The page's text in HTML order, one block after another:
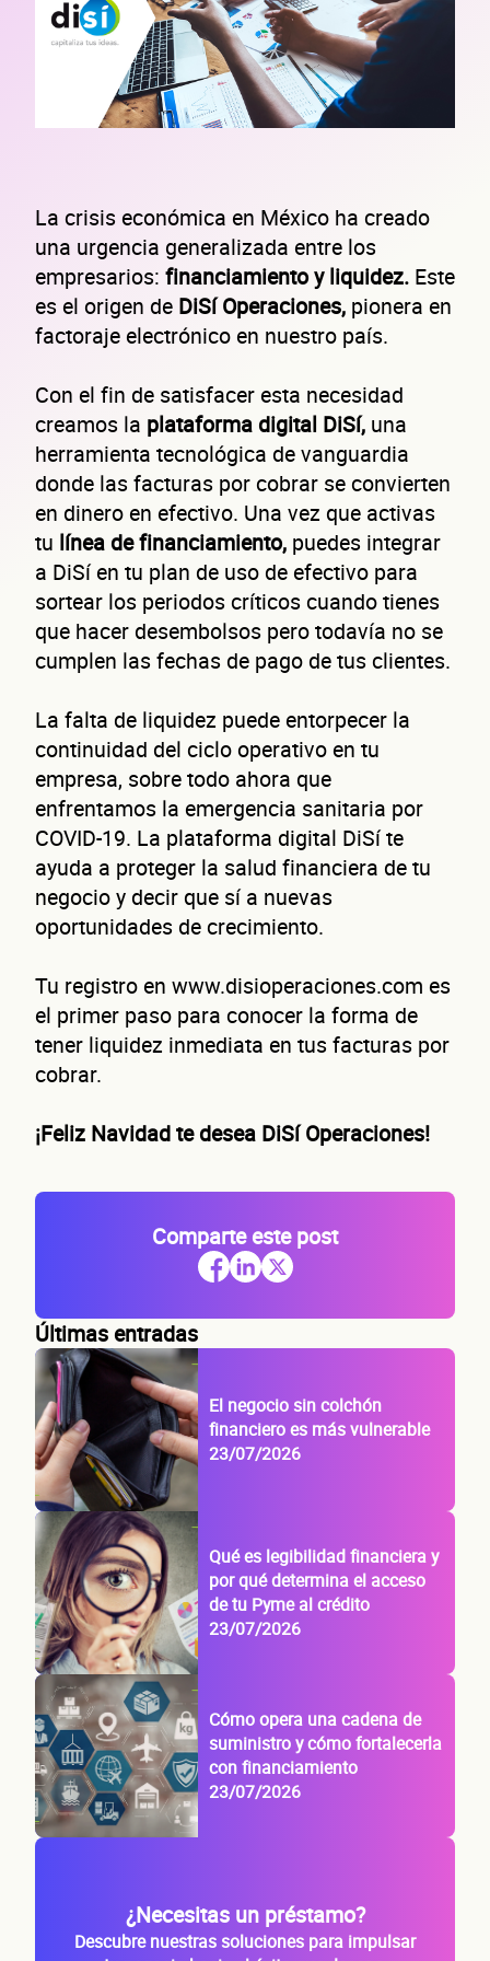
La crisis económica en México ha creado
una urgencia generalizada entre los
empresarios: financiamiento y liquidez. Este
es el origen de DiSí Operaciones, pionera en
factoraje electrónico en nuestro país.
Con el fin de satisfacer esta necesidad
creamos la plataforma digital DiSí, una
herramienta tecnológica de vanguardia
donde las facturas por cobrar se convierten
en dinero en efectivo. Una vez que activas
tu línea de financiamiento, puedes integrar
a DiSí en tu plan de uso de efectivo para
sortear los periodos críticos cuando tienes
que hacer desembolsos pero todavía no se
cumplen las fechas de pago de tus clientes.
La falta de liquidez puede entorpecer la
continuidad del ciclo operativo en tu
empresa, sobre todo ahora que
enfrentamos la emergencia sanitaria por
COVID-19. La plataforma digital DiSí te
ayuda a proteger la salud financiera de tu
negocio y decir que sí a nuevas
oportunidades de crecimiento.
Tu registro en www.disioperaciones.com es
el primer paso para conocer la forma de
tener liquidez inmediata en tus facturas por
cobrar.
¡Feliz Navidad te desea DiSí Operaciones!
Comparte este post
Últimas entradas
El negocio sin colchón
financiero es más vulnerable
23/07/2026
Qué es legibilidad financiera y
por qué determina el acceso
de tu Pyme al crédito
23/07/2026
Cómo opera una cadena de
suministro y cómo fortalecerla
con financiamiento
23/07/2026
¿Necesitas un préstamo?
Descubre nuestras soluciones para impulsar